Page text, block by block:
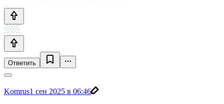
Ответить
Komrus1 сен 2025 в 06:46